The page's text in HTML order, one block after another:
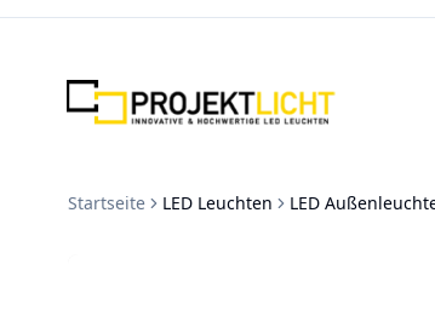
Zum Inhalt springen
Startseite LED Leuchten LED